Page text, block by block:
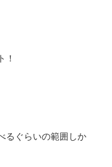
！
るぐらいの範囲しか